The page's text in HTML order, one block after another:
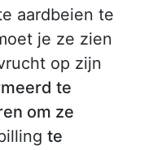
aardbeien te
je ze zien
op zijn
te
om ze
te